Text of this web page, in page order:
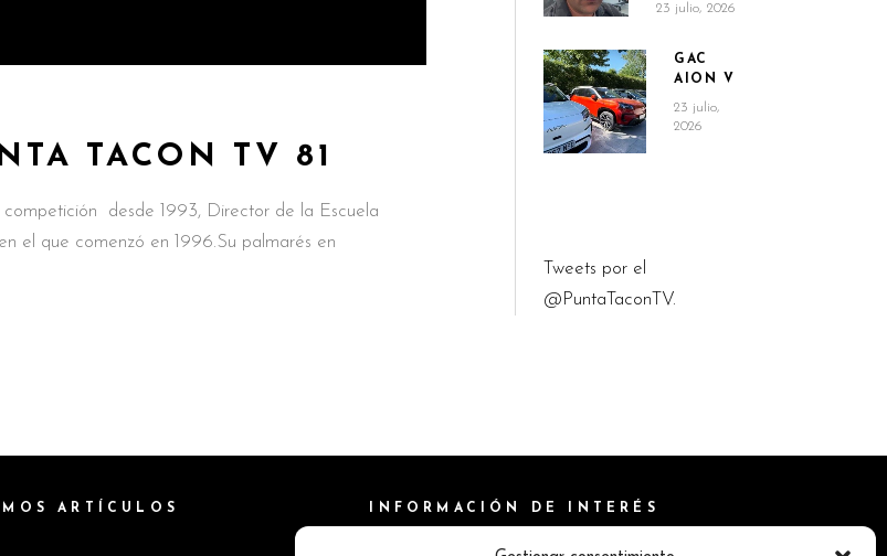
TACON TV 81
desde 1993, Director de la Escuela
el que comenzó en 1996.Su palmarés en
23 julio, 2026
GAC
AION V
23 julio,
2026
Tweets por el
@PuntaTaconTV.
ARTÍCULOS INFORMACIÓN DE INTERÉS
Política de Cookies